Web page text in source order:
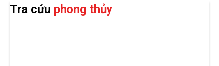
Tra cứu phong thủy